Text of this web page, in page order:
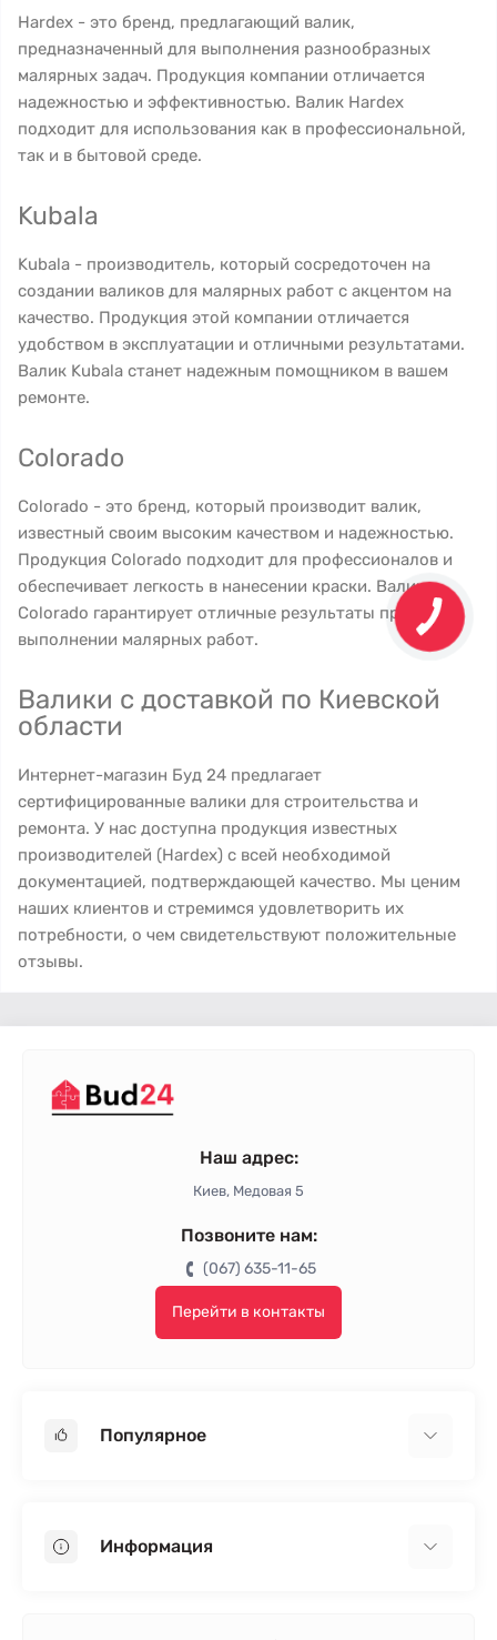
Hardex - это бренд, предлагающий валик,
предназначенный для выполнения разнообразных
малярных задач. Продукция компании отличается
надежностью и эффективностью. Валик Hardex
подходит для использования как в профессиональной,
так и в бытовой среде.
Kubala
Kubala - производитель, который сосредоточен на
создании валиков для малярных работ с акцентом на
качество. Продукция этой компании отличается
удобством в эксплуатации и отличными результатами.
Валик Kubala станет надежным помощником в вашем
ремонте.
Colorado
Colorado - это бренд, который производит валик,
известный своим высоким качеством и надежностью.
Продукция Colorado подходит для профессионалов и
обеспечивает легкость в нанесении краски. Валик
Colorado гарантирует отличные результаты при
выполнении малярных работ.
Валики с доставкой по Киевской
области
Интернет-магазин Буд 24 предлагает
сертифицированные валики для строительства и
ремонта. У нас доступна продукция известных
производителей (Hardex) с всей необходимой
документацией, подтверждающей качество. Мы ценим
наших клиентов и стремимся удовлетворить их
потребности, о чем свидетельствуют положительные
отзывы.
Наш адрес:
Киев, Медовая 5
Позвоните нам:
(067) 635-11-65
Перейти в контакты
Популярное
Пенопласт
Информация